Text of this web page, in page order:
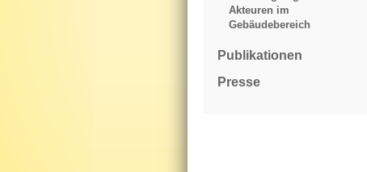
Akteuren im
Gebäudebereich
Publikationen
Presse